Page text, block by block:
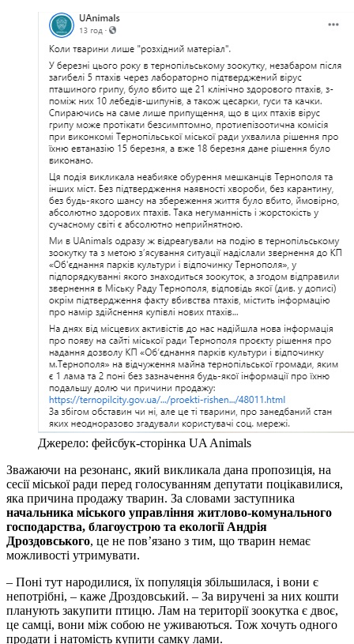
Джерело: фейсбук-сторінка UA Animals
Зважаючи на резонанс, який викликала дана пропозиція, на
сесії міської ради перед голосуванням депутати поцікавилися,
яка причина продажу тварин. За словами заступника
начальника міського управління житлово-комунального
господарства, благоустрою та екології Андрія
Дроздовського, це не пов’язано з тим, що тварин немає
можливості утримувати.
– Поні тут народилися, їх популяція збільшилася, і вони є
непотрібні, – каже Дроздовський. – За виручені за них кошти
планують закупити птицю. Лам на території зоокутка є двоє,
це самці, вони між собою не уживаються. Тож хочуть одного
продати і натомість купити самку лами.